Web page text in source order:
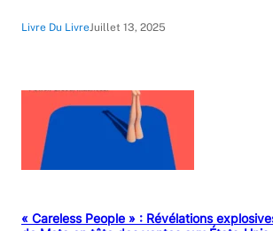
Livre Du LivreJuillet 13, 2025
« Careless People » : Révélations